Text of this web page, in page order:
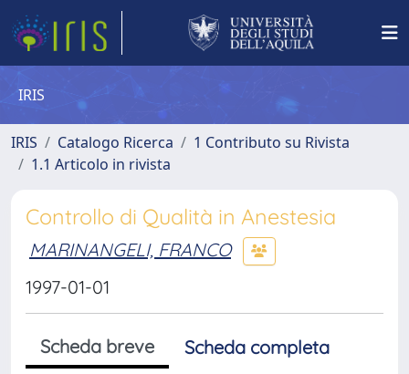
IRIS
IRIS Catalogo Ricerca
1 Contributo su Rivista
1.1 Articolo in rivista
Controllo di Qualità in Anestesia
MARINANGELI, FRANCO
1997-01-01
Scheda breve
Scheda completa